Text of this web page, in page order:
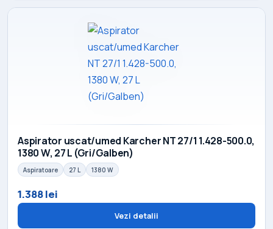
Aspirator uscat/umed Karcher NT 27/1 1.428-500.0,
1380 W, 27 L (Gri/Galben)
Aspiratoare 27 L 1380 W
1.388 lei
Vezi detalii